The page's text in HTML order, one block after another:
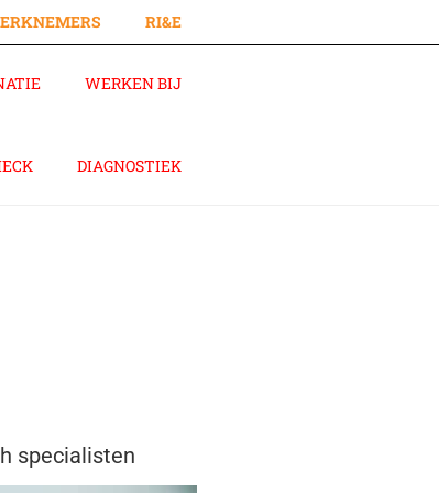
RI&E
WERKEN BIJ
DIAGNOSTIEK
specialisten